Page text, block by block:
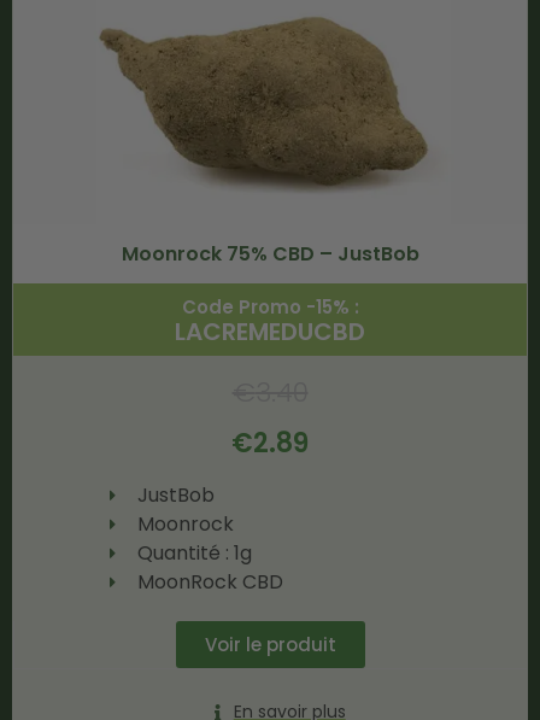
Moonrock 75% CBD – JustBob
Code Promo -15% :
LACREMEDUCBD
€2.89
JustBob
Moonrock
Quantité : 1g
MoonRock CBD
Voir le produit
En savoir plus